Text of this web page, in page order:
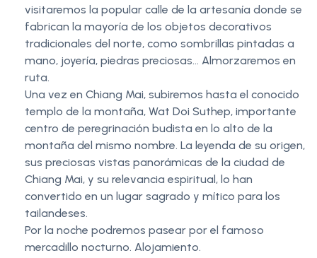
visitaremos la popular calle de la artesanía donde se
fabrican la mayoría de los objetos decorativos
tradicionales del norte, como sombrillas pintadas a
mano, joyería, piedras preciosas… Almorzaremos en
ruta.
Una vez en Chiang Mai, subiremos hasta el conocido
templo de la montaña, Wat Doi Suthep, importante
centro de peregrinación budista en lo alto de la
montaña del mismo nombre. La leyenda de su origen,
sus preciosas vistas panorámicas de la ciudad de
Chiang Mai, y su relevancia espiritual, lo han
convertido en un lugar sagrado y mítico para los
tailandeses.
Por la noche podremos pasear por el famoso
mercadillo nocturno. Alojamiento.